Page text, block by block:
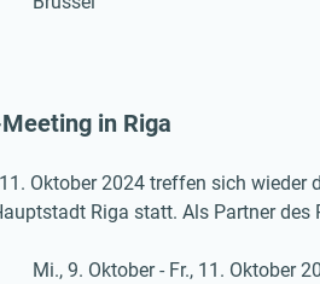
in Riga
Oktober 2024 treffen sich wieder
Riga statt. Als Partner
Mi., 9. Oktober - Fr., 11. Oktober